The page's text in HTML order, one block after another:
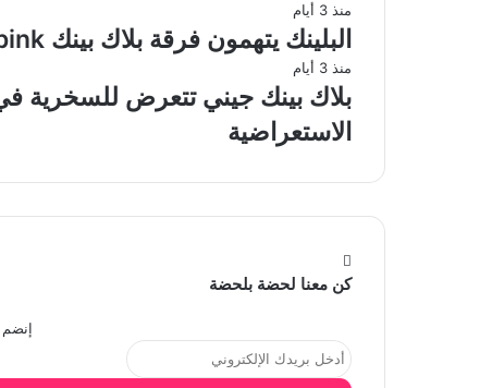
منذ 3 أيام
البلينك يتهمون فرقة بلاك بينك Blackpink بإستغلال المعجبين
منذ 3 أيام
بلاك بينك جيني تتعرض للسخرية
الاستعراضية
كن معنا لحضة بلحضة
إنضم